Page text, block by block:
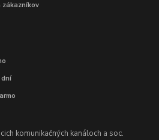
zákazníkov
komunikačných kanáloch a soc.